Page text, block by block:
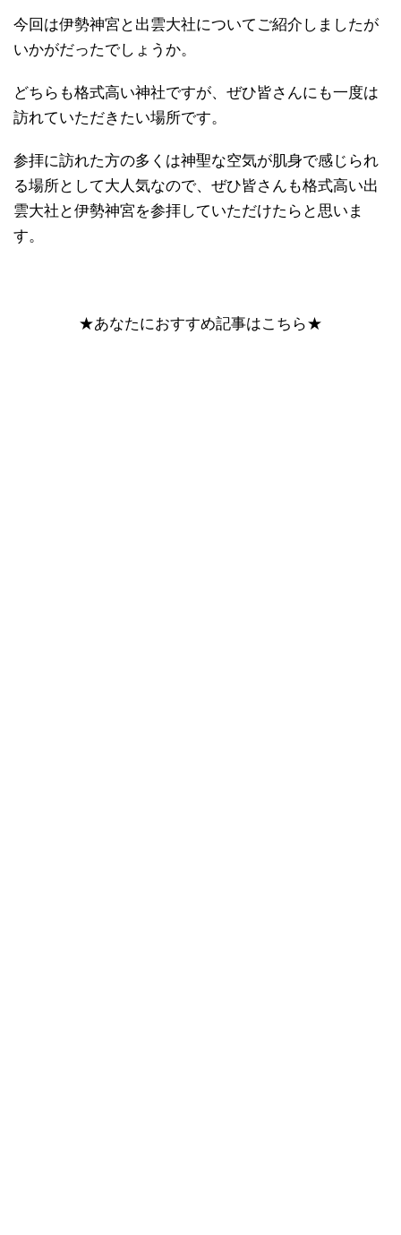
今回は伊勢神宮と出雲大社についてご紹介しましたが
いかがだったでしょうか。
どちらも格式高い神社ですが、ぜひ皆さんにも一度は
訪れていただきたい場所です。
参拝に訪れた方の多くは神聖な空気が肌身で感じられ
る場所として大人気なので、ぜひ皆さんも格式高い出
雲大社と伊勢神宮を参拝していただけたらと思いま
す。
★あなたにおすすめ記事はこちら★